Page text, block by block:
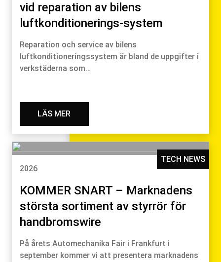
vid reparation av bilens
luftkonditionerings-system
Reparation och service av bilens
luftkonditioneringssystem är bland de uppgifter i
verkstäderna som…
LÄS MER
TECH NEWS
2026
KOMMER SNART – Marknadens
största sortiment av styrrör för
handbromswire
På årets Automechanika Fair i Frankfurt i
september kommer vi att presentera marknadens